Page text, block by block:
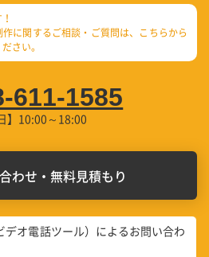
に関するご相談・ご質問は、 こちらから
さい。
611-1585
】10:00～18:00
わせ・無料見積もり
オ電話ツール）によるお問い合わ